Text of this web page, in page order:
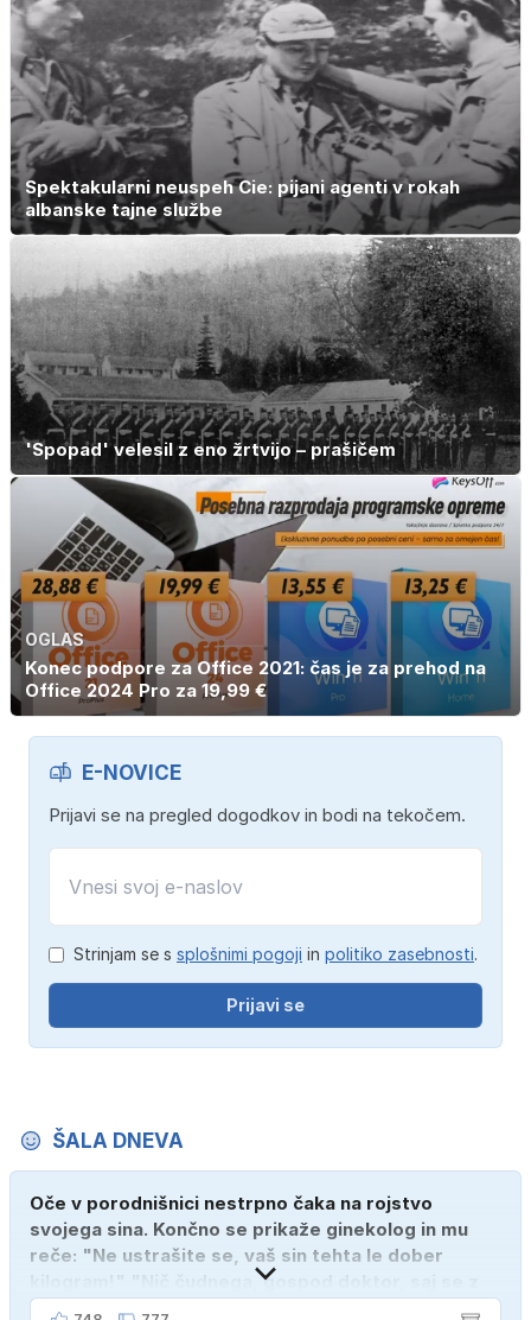
Spektakularni neuspeh Cie: pijani agenti v rokah
albanske tajne službe
'Spopad' velesil z eno žrtvijo – prašičem
OGLAS
Konec podpore za Office 2021: čas je za prehod na
Office 2024 Pro za 19,99 €
E-NOVICE
Prijavi se na pregled dogodkov in bodi na tekočem.
Strinjam se s splošnimi pogoji in politiko zasebnosti.
Prijavi se
ŠALA DNEVA
Oče v porodnišnici nestrpno čaka na rojstvo
svojega sina. Končno se prikaže ginekolog in mu
reče: "Ne ustrašite se, vaš sin tehta le dober
kilogram!" "Nič čudnega, gospod doktor, saj se z
ženo poznava šele tri mesece."